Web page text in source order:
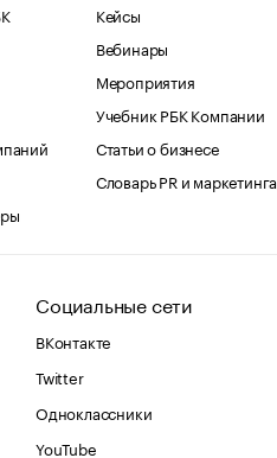
Кейсы
Вебинары
Мероприятия
Учебник РБК Компании
Статьи о бизнесе
Словарь PR и маркетинга
Социальные сети
ВКонтакте
Twitter
Одноклассники
YouTube